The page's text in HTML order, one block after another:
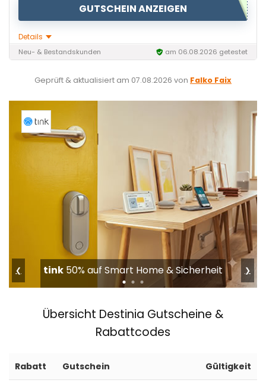
GUTSCHEIN ANZEIGEN
Details
Neu- & Bestandskunden am 06.08.2026 getestet
Geprüft & aktualisiert am 07.08.2026 von Falko Faix
tink 50% auf Smart Home & Sicherheit
❮ ❯
Übersicht Destinia Gutscheine &
Rabattcodes
Rabatt Gutschein Gültigkeit